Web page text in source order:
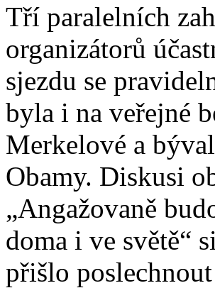
Tří paralelních
organizátorů
sjezdu se
byla i na veřejné
Merkelové a
Obamy. Diskusi
„Angažovaně
doma i ve světě“
přišlo